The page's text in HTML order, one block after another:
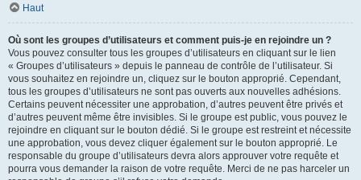
Haut
Où sont les groupes d’utilisateurs et comment puis-je en rejoindre un ?
Vous pouvez consulter tous les groupes d’utilisateurs en cliquant sur le lien
« Groupes d’utilisateurs » depuis le panneau de contrôle de l’utilisateur. Si
vous souhaitez en rejoindre un, cliquez sur le bouton approprié. Cependant,
tous les groupes d’utilisateurs ne sont pas ouverts aux nouvelles adhésions.
Certains peuvent nécessiter une approbation, d’autres peuvent être privés et
d’autres peuvent même être invisibles. Si le groupe est public, vous pouvez le
rejoindre en cliquant sur le bouton dédié. Si le groupe est restreint et nécessite
une approbation, vous devez cliquer également sur le bouton approprié. Le
responsable du groupe d’utilisateurs devra alors approuver votre requête et
pourra vous demander la raison de votre requête. Merci de ne pas harceler un